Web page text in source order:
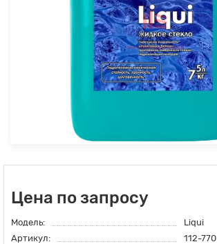
Цена по запросу
Модель:
Liqui
Артикул:
112-770